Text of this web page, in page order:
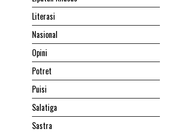
Literasi
Nasional
Opini
Potret
Puisi
Salatiga
Sastra